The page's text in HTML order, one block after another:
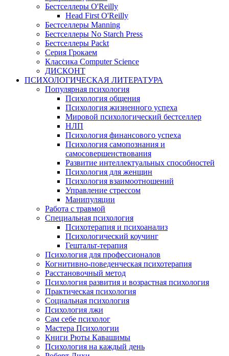
Бестселлеры O'Reilly
Head First O'Reilly
Бестселлеры Manning
Бестселлеры No Starch Press
Бестселлеры Packt
Серия Грокаем
Классика Computer Science
ДИСКОНТ
ПСИХОЛОГИЧЕСКАЯ ЛИТЕРАТУРА
Популярная психология
Психология общения
Психология жизненного успеха
Мировой психологический бестселлер
НЛП
Психология финансового успеха
Психология самопознания и
самосовершенствования
Развитие интеллектуальных способностей
Психология для женщин
Психология взаимоотношений
Управление стрессом
Манипуляции
Работа с травмой
Специальная психология
Психотерапия и психоанализ
Психологический коучинг
Гештальт-терапия
Психология для профессионалов
Когнитивно-поведенческая психотерапия
Расстановочный метод
Психология развития и возрастная психология
Практическая психология
Социальная психология
Психология лжи
Сам себе психолог
Мастера Психологии
Книги Рюты Кавашимы
Психология на каждый день